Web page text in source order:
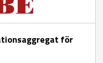
för